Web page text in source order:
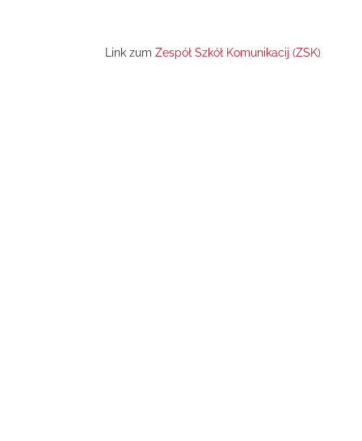
Link zum Zespół Szkół Komunikacij (ZSK)